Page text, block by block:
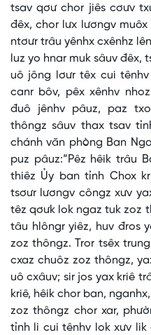
tsav qơư chor jiês cơưv
đêx, chor lưx lươngv
ntơưr trâu yênhx cxênhz
luz yo hnar muk sâuv đêx,
uô jông lơưr têx cui
canr bôv, pêx xênhv
đuô jênhv pâuz, paz
thôngz sâuv thax tsav
chánh văn phòng Ban
puz pâuz:“Pêz hêik trâu
thiêz Ủy ban tỉnh Chox
tsơưr lươngv côngz xưv
têz qơưk lok ngaz tuk zoz
tâu hlôngr yiêz, huv đros
zoz thôngz. Tror tsêx
cxaz chuôz zoz thôngz,
uô cxâuv; sir jos yax kriê
kriê, hêik chor ban,
zoz thôngz chor xar,
tỉnh li cui tênhv lok xưv lik